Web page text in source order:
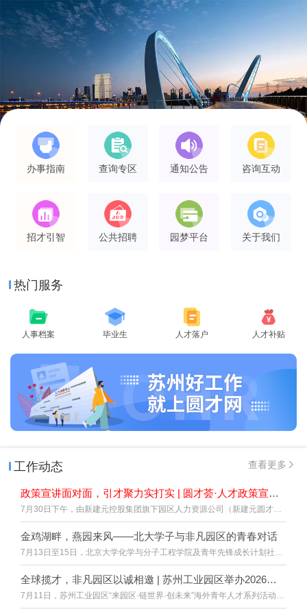
办事指南 查询专区 通知公告 咨询互动
招才引智 公共招聘 园梦平台 关于我们
热门服务
人事档案 毕业生 人才落户 人才补贴
工作动态 查看更多
政策宣讲面对面，引才聚力实打实 | 圆才荟·人才政策宣讲活动顺利举行
7月30日下午，由新建元控股集团旗下园区人力资源公司（新建元圆才）主办的圆才荟·人才政策宣讲暨苏州市千企政策宣讲会系列活动顺利举行。
金鸡湖畔，燕园来风——北大学子与非凡园区的青春对话
7月13日至15日，北京大学化学与分子工程学院及青年先锋成长计划社会实践团分别走进苏州工业园区，开启城市参访之旅。
全球揽才，非凡园区以诚相邀 | 苏州工业园区举办2026年海外青年人才系列活动
7月11日，苏州工业园区“来园区·链世界·创未来”海外青年人才系列活动圆满举办。